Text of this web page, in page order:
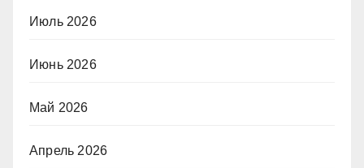
Июль 2026
Июнь 2026
Май 2026
Апрель 2026